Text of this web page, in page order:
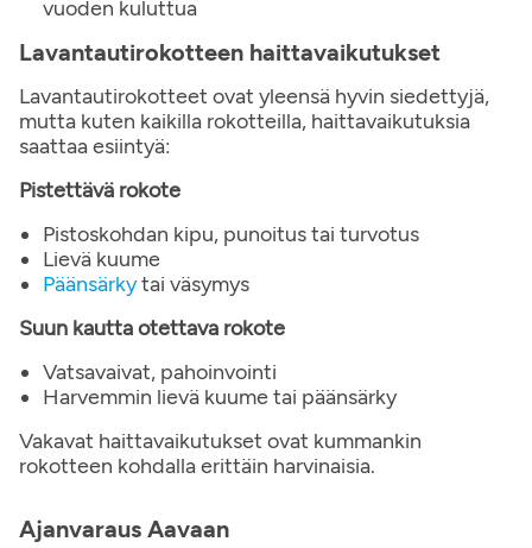
vuoden kuluttua
Lavantautirokotteen haittavaikutukset
Lavantautirokotteet ovat yleensä hyvin siedettyjä,
mutta kuten kaikilla rokotteilla, haittavaikutuksia
saattaa esiintyä:
Pistettävä rokote
Pistoskohdan kipu, punoitus tai turvotus
Lievä kuume
Päänsärkytai väsymys
Suun kautta otettava rokote
Vatsavaivat, pahoinvointi
Harvemmin lievä kuume tai päänsärky
Vakavat haittavaikutukset ovat kummankin
rokotteen kohdalla erittäin harvinaisia.
Ajanvaraus Aavaan